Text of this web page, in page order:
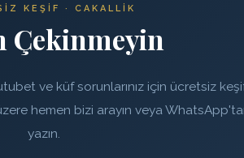
KEŞIF · CAKALLIK
Çekinmeyin
ve küf sorunlarınız için ücretsiz
hemen bizi arayın veya
yazın.